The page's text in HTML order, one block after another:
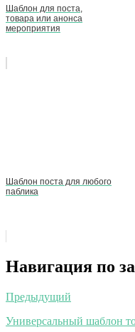
Шаблон для поста,
товара или анонса
мероприятия
Шаблон поста для любого
паблика
Навигация по
Предыдущий
Универсальный шаблон